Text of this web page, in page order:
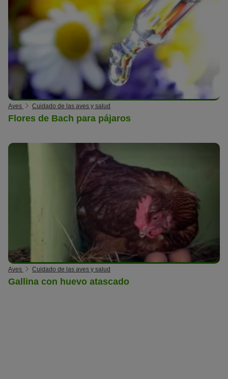
Aves Cuidado de las aves y salud
Flores de Bach para pájaros
Aves Cuidado de las aves y salud
Gallina con huevo atascado